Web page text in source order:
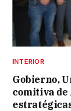
INTERIOR
Gobierno,
comitiva de